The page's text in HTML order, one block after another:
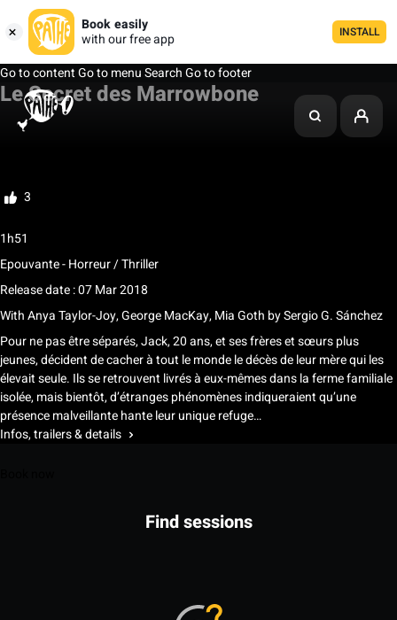
Book easily
with our free app
INSTALL
Go to contentGo to menuSearchGo to footer
Le Secret des Marrowbone
My list
3
1h51
Epouvante - Horreur / Thriller
Release date : 07 Mar 2018
WithAnya Taylor-Joy, George MacKay, Mia Goth bySergio G. Sánchez
Pour ne pas être séparés, Jack, 20 ans, et ses frères et sœurs plus
jeunes, décident de cacher à tout le monde le décès de leur mère qui les
élevait seule. Ils se retrouvent livrés à eux-mêmes dans la ferme familiale
isolée, mais bientôt, d’étranges phénomènes indiqueraient qu’une
présence malveillante hante leur unique refuge…
Infos, trailers & details
Find sessions